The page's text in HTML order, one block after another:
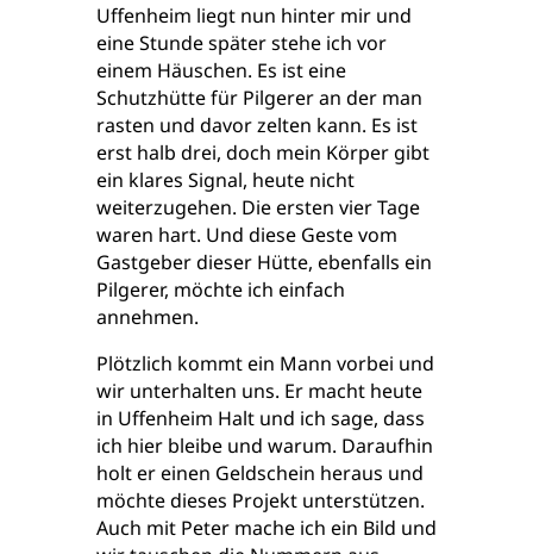
Uffenheim liegt nun hinter mir und
eine Stunde später stehe ich vor
einem Häuschen. Es ist eine
Schutzhütte für Pilgerer an der man
rasten und davor zelten kann. Es ist
erst halb drei, doch mein Körper gibt
ein klares Signal, heute nicht
weiterzugehen. Die ersten vier Tage
waren hart. Und diese Geste vom
Gastgeber dieser Hütte, ebenfalls ein
Pilgerer, möchte ich einfach
annehmen.
Plötzlich kommt ein Mann vorbei und
wir unterhalten uns. Er macht heute
in Uffenheim Halt und ich sage, dass
ich hier bleibe und warum. Daraufhin
holt er einen Geldschein heraus und
möchte dieses Projekt unterstützen.
Auch mit Peter mache ich ein Bild und